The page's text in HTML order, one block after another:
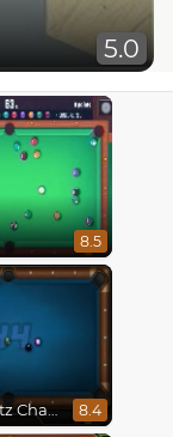
5.0
8.5
Billiard Blitz Challenge 8.4